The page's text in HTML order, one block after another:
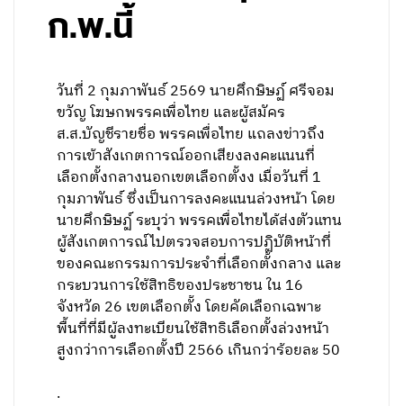
ก.พ.นี้
วันที่ 2 กุมภาพันธ์ 2569 นายศึกษิษฏ์ ศรีจอม
ขวัญ โฆษกพรรคเพื่อไทย และผู้สมัคร
ส.ส.บัญชีรายชื่อ พรรคเพื่อไทย แถลงข่าวถึง
การเข้าสังเกตการณ์ออกเสียงลงคะแนนที่
เลือกตั้งกลางนอกเขตเลือกตั้งง เมื่อวันที่ 1
กุมภาพันธ์ ซึ่งเป็นการลงคะแนนล่วงหน้า โดย
นายศึกษิษฏ์ ระบุว่า พรรคเพื่อไทยได้ส่งตัวแทน
ผู้สังเกตการณ์ไปตรวจสอบการปฏิบัติหน้าที่
ของคณะกรรมการประจำที่เลือกตั้งกลาง และ
กระบวนการใช้สิทธิของประชาชน ใน 16
จังหวัด 26 เขตเลือกตั้ง โดยคัดเลือกเฉพาะ
พื้นที่ที่มีผู้ลงทะเบียนใช้สิทธิเลือกตั้งล่วงหน้า
สูงกว่าการเลือกตั้งปี 2566 เกินกว่าร้อยละ 50
.